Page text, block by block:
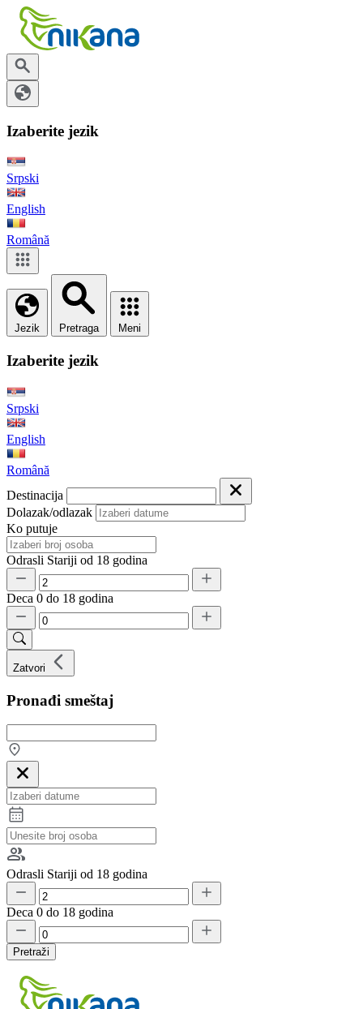
Izaberite jezik
Srpski
English
Română
Jezik Pretraga Meni
Izaberite jezik
Srpski
English
Română
Destinacija
Dolazak/odlazak
Ko putuje
Odrasli Stariji od 18 godina
Deca 0 do 18 godina
Zatvori
Pronađi smeštaj
Odrasli Stariji od 18 godina
Deca 0 do 18 godina
Pretraži